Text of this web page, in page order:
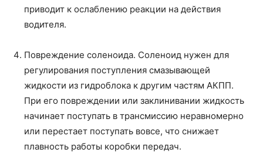
приводит к ослаблению реакции на действия
водителя.
Повреждение соленоида. Соленоид нужен для
регулирования поступления смазывающей
жидкости из гидроблока к другим частям АКПП.
При его повреждении или заклинивании жидкость
начинает поступать в трансмиссию неравномерно
или перестает поступать вовсе, что снижает
плавность работы коробки передач.